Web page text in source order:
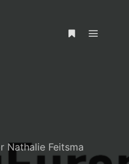
Nathalie Feitsma